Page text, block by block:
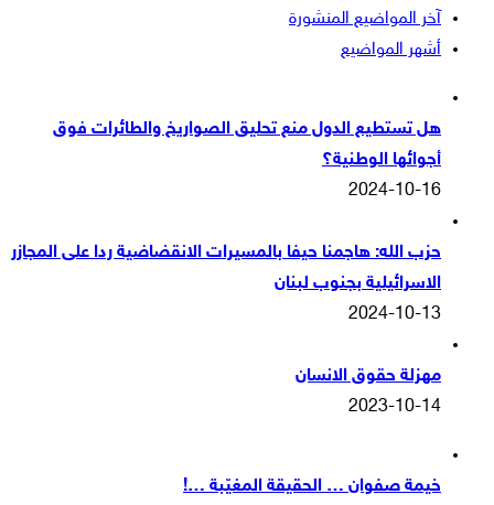
آخر المواضيع المنشورة
أشهر المواضيع
هل تستطيع الدول منع تحليق الصواريخ والطائرات فوق
أجوائها الوطنية؟
2024-10-16
حزب الله: هاجمنا حيفا بالمسيرات الانقضاضية ردا على المجازر
الاسرائيلية بجنوب لبنان
2024-10-13
مهزلة حقوق الانسان
2023-10-14
خيمة صفوان … الحقيقة المغيّبة …!